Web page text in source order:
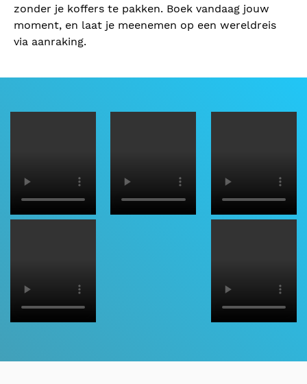
zonder je koffers te pakken. Boek vandaag jouw
moment, en laat je meenemen op een wereldreis
via aanraking.